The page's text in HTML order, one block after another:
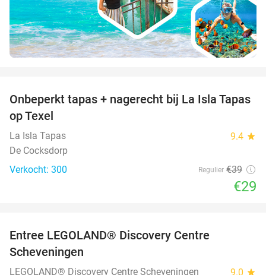
26%
Onbeperkt tapas + nagerecht bij La Isla Tapas
op Texel
La Isla Tapas 9.4 star
De Cocksdorp
Verkocht: 300
Regulier €39
€29
Entree LEGOLAND® Discovery Centre
Scheveningen
LEGOLAND® Discovery Centre Scheveningen 9.0 star